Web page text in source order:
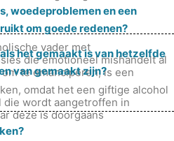
woedeproblemen en een
om goede redenen?
vader met
die emotioneel mishandelt al
te emanciperen, is een
het gemaakt is van hetzelfde
van gemaakt zijn?
omdat het een giftige alcohol
die wordt aangetroffen in
deze is doorgaans
dat